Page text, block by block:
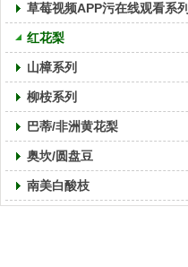
草莓视频APP污在线观看系列
红花梨
山樟系列
柳桉系列
巴蒂/非洲黄花梨
奥坎/圆盘豆
南美白酸枝